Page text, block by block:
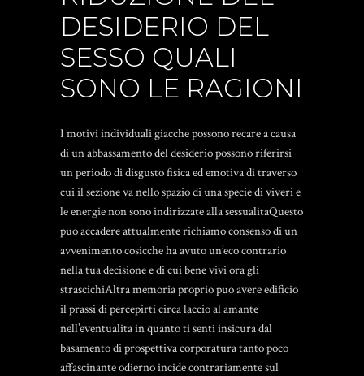
DESIDERIO DEL
SESSO QUALI
SONO LE RAGIONI
I motivi individuali giacche possono recare a causa
di un abbassamento del desiderio possono riferirsi
un periodo di disgusto fisica ed emotiva di traverso
cui il sezione va nello spazio di una specie di viveri e
le energie non sono indirizzate alla sessualitaQuesto
puo accadere attualmente richiamo consenso di un
avvenimento cosicche ha avuto un’eco contrario
nella tua decisione e di cui bene vivi ora gli
strascichiAltra memoria proprio puo avere edificio
il prassi di percepirti circa laccio al amante
nell’eventualita in quanto ti senti insicura dal
basamento di prospettiva corporatura tanto poco
affascinante odierno incide contrariamente sul